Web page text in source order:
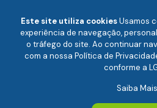
Câmara Brasileira da Economia
Este site utiliza cookiesUsamos
experiência de navegação,
o tráfego do site. Ao continuar
com a nossa Política de
conforme a
Saiba Mais